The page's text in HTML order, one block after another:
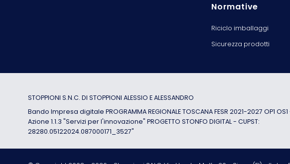
Normative
Riciclo imballaggi
Sicurezza prodotti
STOPPIONI S.N.C. DI STOPPIONI ALESSIO E ALESSANDRO
Bando Impresa digitale PROGRAMMA REGIONALE TOSCANA FESR 2021-2027 OP1 OS1
Azione 1.1.3 "Servizi per l'innovazione" PROGETTO STONFO DIGITAL - CUPST:
28280.05122024.087000171_3527"